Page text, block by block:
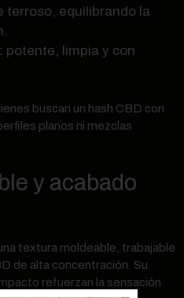
terroso, equilibrando la
potente, limpia y con
buscan un hash CBD con
planos ni mezclas
y acabado
textura moldeable, trabajable
de alta concentración. Su
refuerzan la sensación